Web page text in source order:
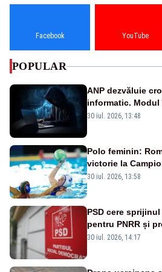
Facebook YouTube
POPULAR
ANP dezvăluie
informatic. Modul
pătruns în rețea
30 iul. 2026, 13:48
Polo feminin:
victorie la
30 iul. 2026, 13:58
PSD cere
pentru PNRR și
sănătății
30 iul. 2026, 14:17